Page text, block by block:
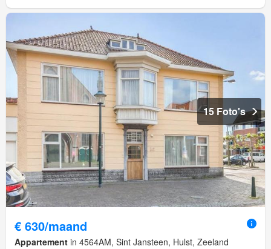
15 Foto's
€ 630/maand
Appartement in 4564AM, Sint Jansteen, Hulst, Zeeland